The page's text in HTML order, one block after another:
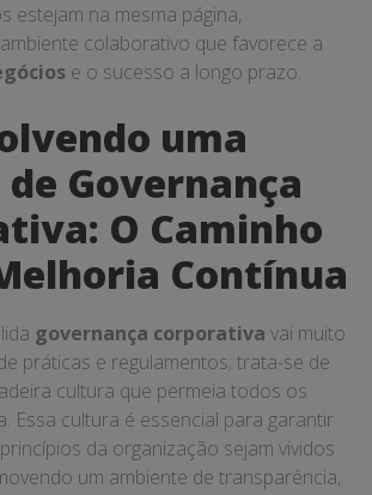
estejam na mesma página,
colaborativo que favorece a
e o sucesso a longo prazo.
uma
Governança
O Caminho
Contínua
governança corporativa vai muito
práticas e regulamentos; trata-se de
cultura que permeia todos os
Essa cultura é essencial para garantir
da organização sejam vividos
um ambiente de transparência,